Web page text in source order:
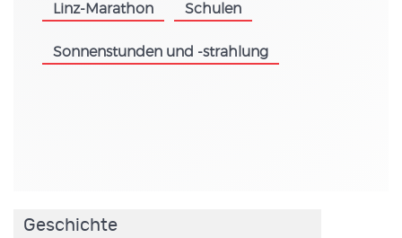
Linz-Marathon Schulen
Sonnenstunden und -strahlung
Geschichte